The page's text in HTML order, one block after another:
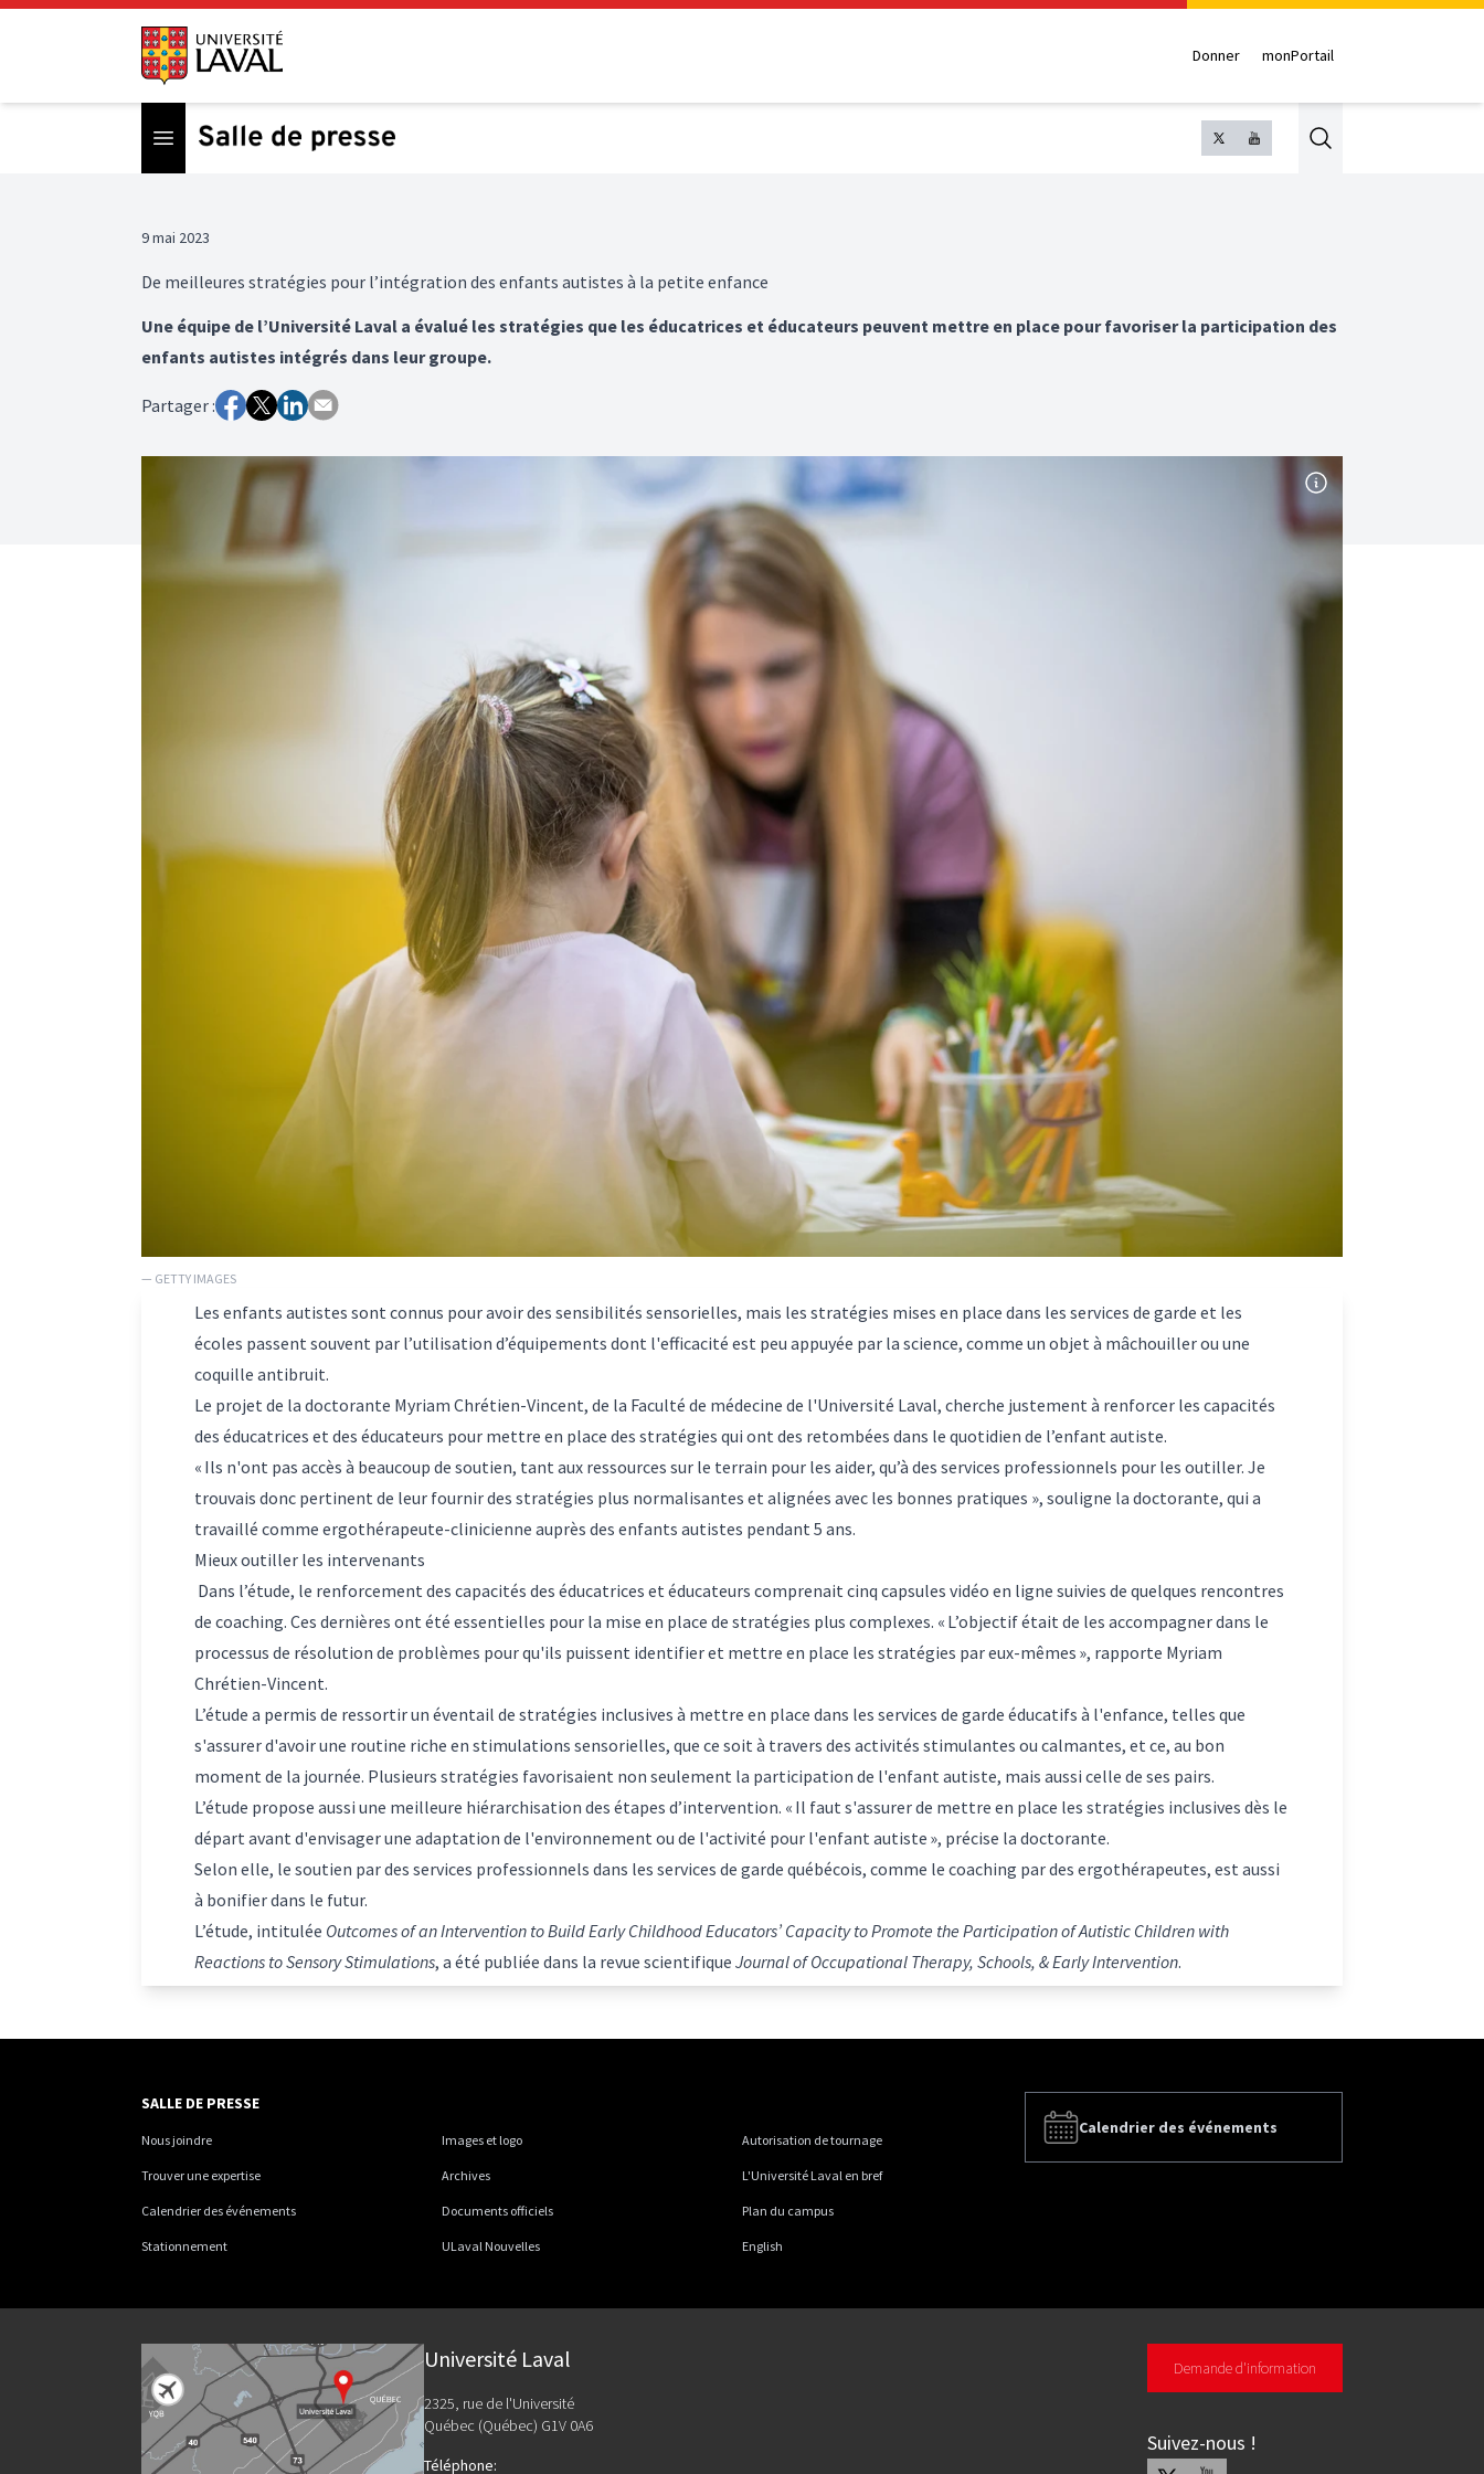
Donner monPortail
Open menu Search
9 mai 2023
De meilleures stratégies pour l’intégration des enfants autistes à la petite enfance
Une équipe de l’Université Laval a évalué les stratégies que les éducatrices et éducateurs peuvent mettre en place pour favoriser la participation des
enfants autistes intégrés dans leur groupe.
Partager :
— GETTY IMAGES
Les enfants autistes sont connus pour avoir des sensibilités sensorielles, mais les stratégies mises en place dans les services de garde et les
écoles passent souvent par l’utilisation d’équipements dont l'efficacité est peu appuyée par la science, comme un objet à mâchouiller ou une
coquille antibruit.
Le projet de la doctorante Myriam Chrétien-Vincent, de la Faculté de médecine de l'Université Laval, cherche justement à renforcer les capacités
des éducatrices et des éducateurs pour mettre en place des stratégies qui ont des retombées dans le quotidien de l’enfant autiste.
« Ils n'ont pas accès à beaucoup de soutien, tant aux ressources sur le terrain pour les aider, qu’à des services professionnels pour les outiller. Je
trouvais donc pertinent de leur fournir des stratégies plus normalisantes et alignées avec les bonnes pratiques », souligne la doctorante, qui a
travaillé comme ergothérapeute-clinicienne auprès des enfants autistes pendant 5 ans.
Mieux outiller les intervenants
Dans l’étude, le renforcement des capacités des éducatrices et éducateurs comprenait cinq capsules vidéo en ligne suivies de quelques rencontres
de coaching. Ces dernières ont été essentielles pour la mise en place de stratégies plus complexes. « L’objectif était de les accompagner dans le
processus de résolution de problèmes pour qu'ils puissent identifier et mettre en place les stratégies par eux-mêmes », rapporte Myriam
Chrétien-Vincent.
L’étude a permis de ressortir un éventail de stratégies inclusives à mettre en place dans les services de garde éducatifs à l'enfance, telles que
s'assurer d'avoir une routine riche en stimulations sensorielles, que ce soit à travers des activités stimulantes ou calmantes, et ce, au bon
moment de la journée. Plusieurs stratégies favorisaient non seulement la participation de l'enfant autiste, mais aussi celle de ses pairs.
L’étude propose aussi une meilleure hiérarchisation des étapes d’intervention. « Il faut s'assurer de mettre en place les stratégies inclusives dès le
départ avant d'envisager une adaptation de l'environnement ou de l'activité pour l'enfant autiste », précise la doctorante.
Selon elle, le soutien par des services professionnels dans les services de garde québécois, comme le coaching par des ergothérapeutes, est aussi
à bonifier dans le futur.
L’étude, intitulée Outcomes of an Intervention to Build Early Childhood Educators’ Capacity to Promote the Participation of Autistic Children with
Reactions to Sensory Stimulations, a été publiée dans la revue scientifique Journal of Occupational Therapy, Schools, & Early Intervention.
Calendrier des événements
SALLE DE PRESSE
Nous joindre Images et logo Autorisation de tournage
Trouver une expertise Archives L'Université Laval en bref
Calendrier des événements Documents officiels Plan du campus
Stationnement ULaval Nouvelles English
Université Laval
2325, rue de l'Université
Québec (Québec) G1V 0A6
Téléphone:
Demande d'information
Suivez-nous !
Youtube